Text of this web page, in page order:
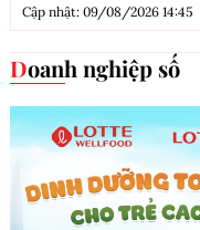
Cập nhật: 09/08/2026 14:45
Doanh nghiệp số